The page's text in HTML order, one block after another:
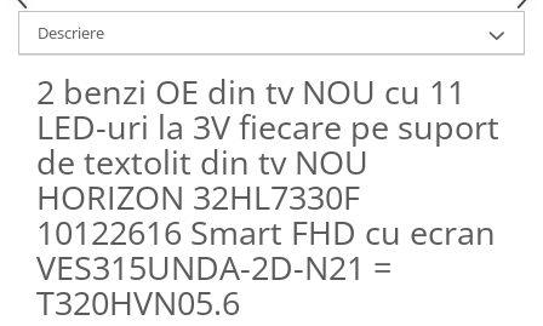
Descriere
2 benzi OE din tv NOU cu 11
LED-uri la 3V fiecare pe suport
de textolit din tv NOU
HORIZON 32HL7330F
10122616 Smart FHD cu ecran
VES315UNDA-2D-N21 =
T320HVN05.6